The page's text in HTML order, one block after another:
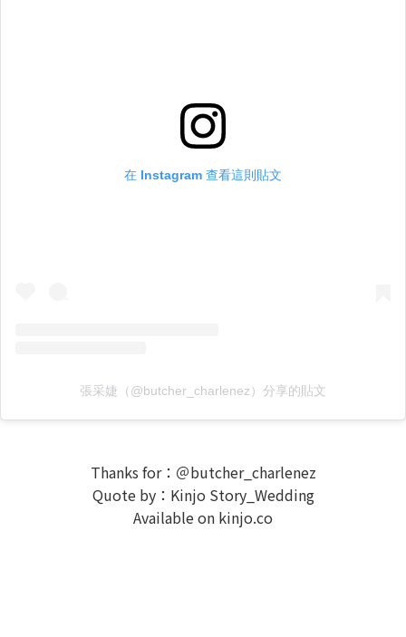
在 Instagram 查看這則貼文
張采婕（@butcher_charlenez）分享的貼文
Thanks for：＠butcher_charlenez
Quote by：Kinjo Story_Wedding
Available on kinjo.co